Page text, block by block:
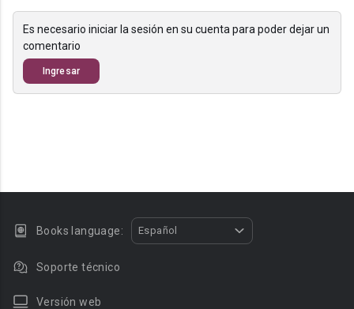
Es necesario iniciar la sesión en su cuenta para poder dejar un
comentario
Ingresar
Books language: Español
Soporte técnico
Versión web